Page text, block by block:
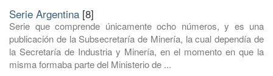
Serie Argentina [8]
Serie que comprende únicamente ocho números, y es una
publicación de la Subsecretaría de Minería, la cual dependía de
la Secretaría de Industria y Minería, en el momento en que la
misma formaba parte del Ministerio de ...